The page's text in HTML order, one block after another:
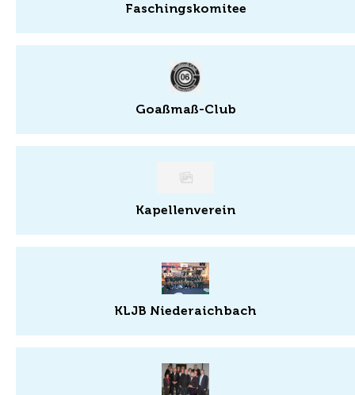
Faschingskomitee
Goaßmaß-Club
Kapellenverein
KLJB Niederaichbach